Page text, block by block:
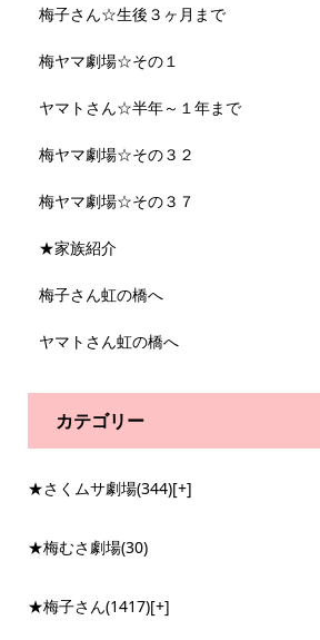
梅子さん☆生後３ヶ月まで
梅ヤマ劇場☆その１
ヤマトさん☆半年～１年まで
梅ヤマ劇場☆その３２
梅ヤマ劇場☆その３７
★家族紹介
梅子さん虹の橋へ
ヤマトさん虹の橋へ
カテゴリー
★さくムサ劇場(344)[+]
★梅むさ劇場(30)
★梅子さん(1417)[+]